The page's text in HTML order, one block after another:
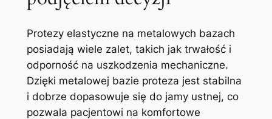
Protezy⁤ elastyczne na metalowych bazach
posiadają⁢ wiele⁢ zalet, takich jak trwałość i
odporność na uszkodzenia mechaniczne.
Dzięki metalowej ⁣bazie proteza jest stabilna
i dobrze dopasowuje ⁤się do jamy ustnej, co
pozwala ​pacjentowi na komfortowe